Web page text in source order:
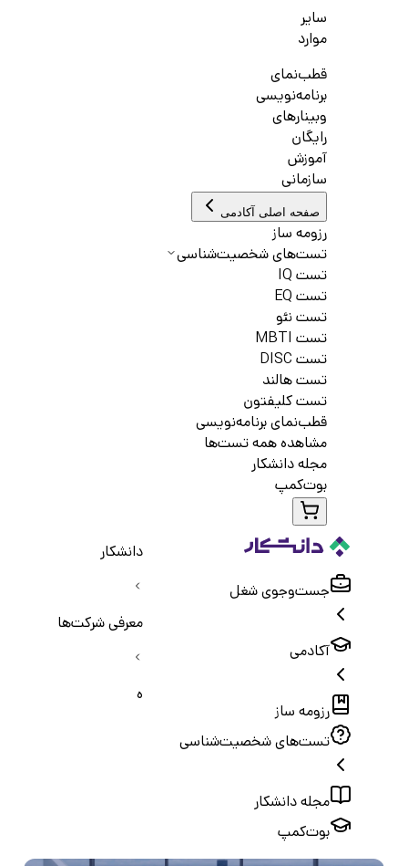
سایر
موارد
قطب‌نمای
برنامه‌نویسی
وبینارهای
رایگان
آموزش
سازمانی
صفحه اصلی آکادمی
رزومه ساز
تست‌های شخصیت‌شناسی
تست IQ
تست EQ
تست نئو
تست MBTI
تست DISC
تست هالند
تست کلیفتون
قطب‌نمای برنامه‌نویسی
مشاهده همه تست‌ها
مجله دانشکار
بوت‌کمپ
جست‌و‌جوی شغل
آکادمی
رزومه ساز
تست‌های شخصیت‌شناسی
مجله دانشکار
بوت‌کمپ
دانشکار
معرفی شرکت‌ها
ه